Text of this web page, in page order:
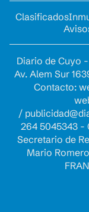
Clasificados
Diario de Cuyo
Av. Alem Sur
Contacto:
/
264 5045343 -
Secretario de
Mario